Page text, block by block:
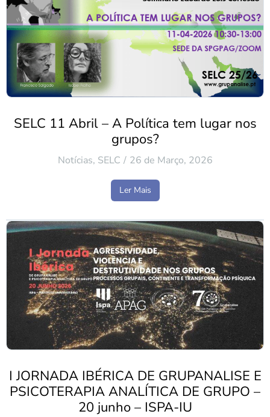
SELC 11 Abril – A Política tem lugar nos
grupos?
Notícias, SELC 26 de Março, 2026
Ler Mais
I JORNADA IBÉRICA DE GRUPANALISE E
PSICOTERAPIA ANALÍTICA DE GRUPO –
20 junho – ISPA-IU